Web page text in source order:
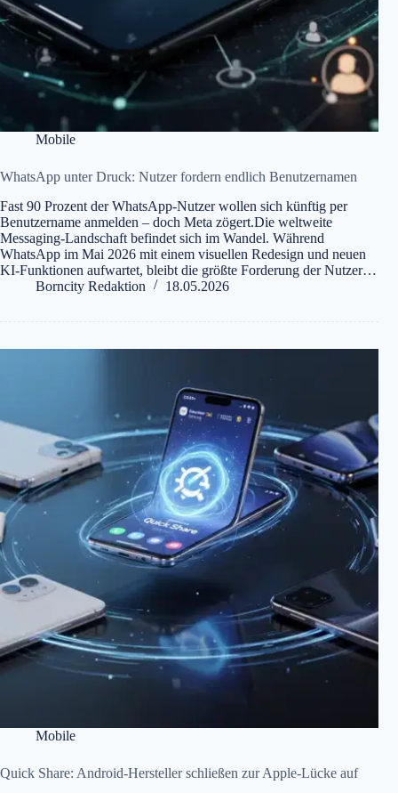
Mobile
WhatsApp unter Druck: Nutzer fordern endlich Benutzernamen
Fast 90 Prozent der WhatsApp-Nutzer wollen sich künftig per
Benutzername anmelden – doch Meta zögert.Die weltweite
Messaging-Landschaft befindet sich im Wandel. Während
WhatsApp im Mai 2026 mit einem visuellen Redesign und neuen
KI-Funktionen aufwartet, bleibt die größte Forderung der Nutzer…
Borncity Redaktion
18.05.2026
Mobile
Quick Share: Android-Hersteller schließen zur Apple-Lücke auf